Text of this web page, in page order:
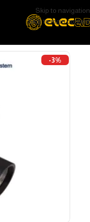
Skip to navigation
Skip to main content
-3%